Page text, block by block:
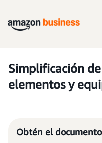
Simplificación
elementos y
Obtén el